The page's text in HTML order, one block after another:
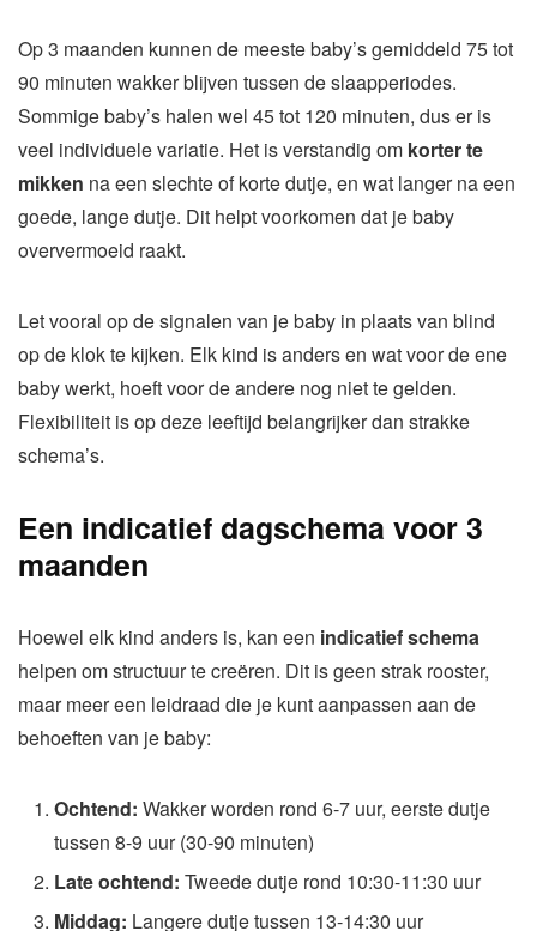
Op 3 maanden kunnen de meeste baby’s gemiddeld 75 tot
90 minuten wakker blijven tussen de slaapperiodes.
Sommige baby’s halen wel 45 tot 120 minuten, dus er is
veel individuele variatie. Het is verstandig om korter te
mikken na een slechte of korte dutje, en wat langer na een
goede, lange dutje. Dit helpt voorkomen dat je baby
oververmoeid raakt.
Let vooral op de signalen van je baby in plaats van blind
op de klok te kijken. Elk kind is anders en wat voor de ene
baby werkt, hoeft voor de andere nog niet te gelden.
Flexibiliteit is op deze leeftijd belangrijker dan strakke
schema’s.
Een indicatief dagschema voor 3
maanden
Hoewel elk kind anders is, kan een indicatief schema
helpen om structuur te creëren. Dit is geen strak rooster,
maar meer een leidraad die je kunt aanpassen aan de
behoeften van je baby:
Ochtend: Wakker worden rond 6-7 uur, eerste dutje
tussen 8-9 uur (30-90 minuten)
Late ochtend: Tweede dutje rond 10:30-11:30 uur
Middag: Langere dutje tussen 13-14:30 uur